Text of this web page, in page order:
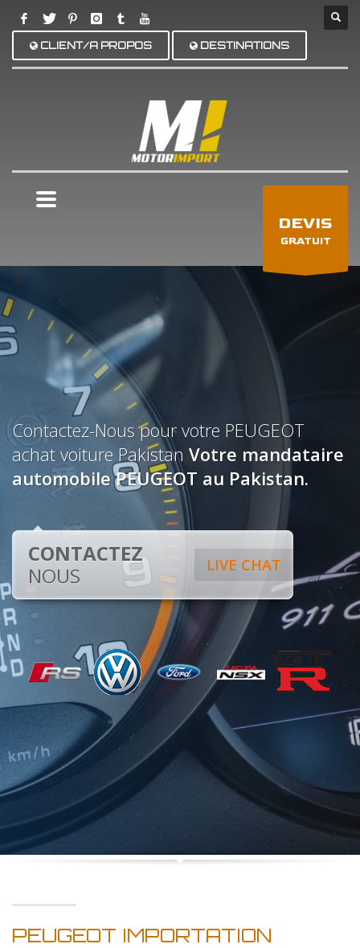
CLIENT/A PROPOS DESTINATIONS
DEVIS
GRATUIT
Contactez-Nous pour votre PEUGEOT
achat voiture Pakistan Votre mandataire
automobile PEUGEOT au Pakistan.
LIVE CHAT
CONTACTEZ
NOUS
PEUGEOT IMPORTATION